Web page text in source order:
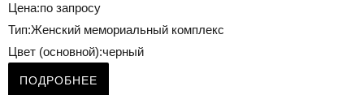
Цена:по запросу
Тип:Женский мемориальный комплекс
Цвет (основной):черный
ПОДРОБНЕЕ